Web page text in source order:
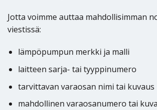
Jotta voimme auttaa mahdollisimman
viestissä:
lämpöpumpun merkki ja malli
laitteen sarja- tai tyyppinumero
tarvittavan varaosan nimi tai kuvaus
mahdollinen varaosanumero tai